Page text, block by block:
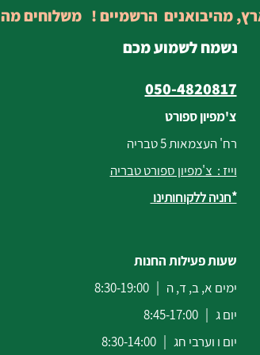
נשמח לשמוע מכם
050-4820817
צ'מפיון ספורט
רח' העצמאות 5 טבריה
וייז : צ'מפיון ספורט טבריה
*חניה ללקוחותינו
שעות פעילות החנות
ימים א, ב, ד, ה | 8:30-19:00
יום ג | 8:45-17:00
יום ו וערבי חג | 8:30-14:00
מהיבואנים הרשמיים ! משלוחים